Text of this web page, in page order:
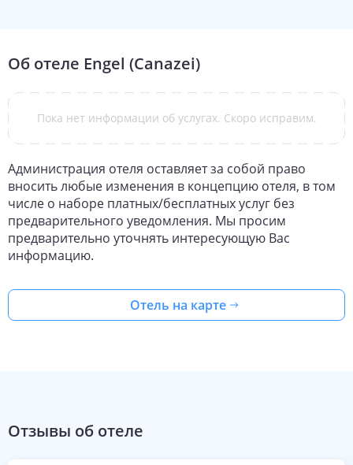
Об отеле Engel (Canazei)
Пока нет информации об услугах. Скоро исправим.
Администрация отеля оставляет за собой право
вносить любые изменения в концепцию отеля, в том
числе о наборе платных/бесплатных услуг без
предварительного уведомления. Мы просим
предварительно уточнять интересующую Вас
информацию.
Отель на карте
Отзывы об отеле